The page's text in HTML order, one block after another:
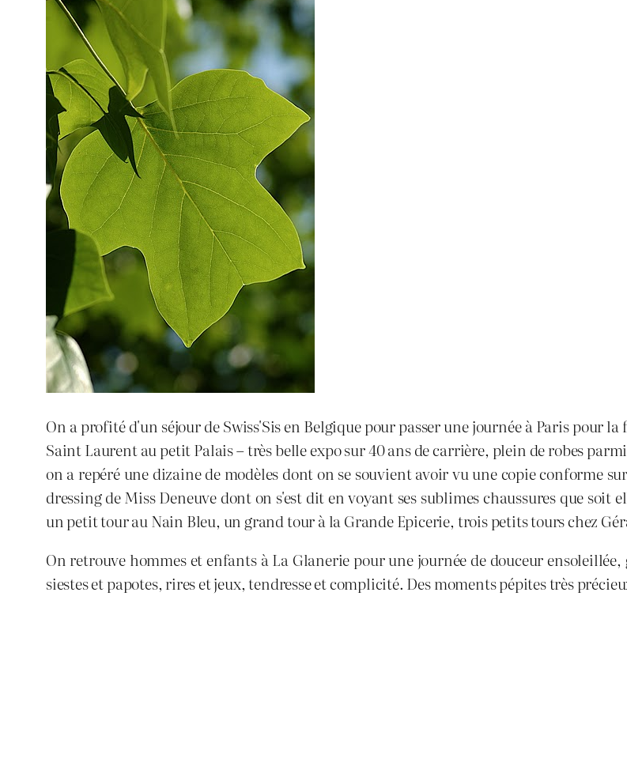
On a profité d'un séjour de Swiss'Sis en Belgique pour passer une journée à Paris pour
Saint Laurent au petit Palais – très belle expo sur 40 ans de carrière, plein de robes
on a repéré une dizaine de modèles dont on se souvient avoir vu une copie conforme
dressing de Miss Deneuve dont on s'est dit en voyant ses sublimes chaussures que
un petit tour au Nain Bleu, un grand tour à la Grande Epicerie, trois petits tours chez
On retrouve hommes et enfants à La Glanerie pour une journée de douceur
siestes et papotes, rires et jeux, tendresse et complicité. Des moments pépites très